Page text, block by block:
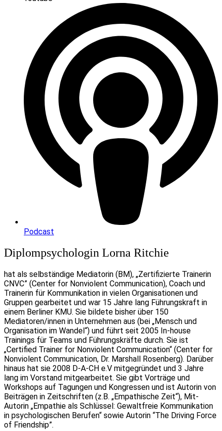
Podcast
Diplompsychologin Lorna Ritchie
hat als selbständige Mediatorin (BM), „Zertifizierte Trainerin
CNVC” (Center for Nonviolent Communication), Coach und
Trainerin für Kommunikation in vielen Organisationen und
Gruppen gearbeitet und war 15 Jahre lang Führungskraft in
einem Berliner KMU. Sie bildete bisher über 150
Mediatoren/innen in Unternehmen aus (bei „Mensch und
Organisation im Wandel“) und führt seit 2005 In-house
Trainings für Teams und Führungskräfte durch. Sie ist
„Certified Trainer for Nonviolent Communication“ (Center for
Nonviolent Communication, Dr. Marshall Rosenberg). Darüber
hinaus hat sie 2008 D-A-CH e.V mitgegründet und 3 Jahre
lang im Vorstand mitgearbeitet. Sie gibt Vorträge und
Workshops auf Tagungen und Kongressen und ist Autorin von
Beiträgen in Zeitschriften (z.B. „Empathische Zeit“), Mit-
Autorin „Empathie als Schlüssel: Gewaltfreie Kommunikation
in psychologischen Berufen“ sowie Autorin “The Driving Force
of Friendship”.